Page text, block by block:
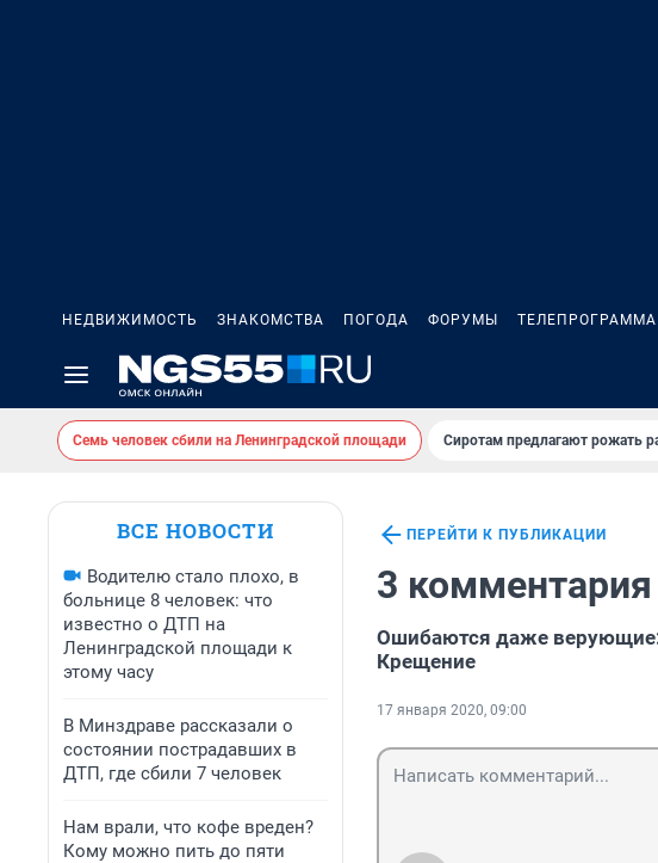
НЕДВИЖИМОСТЬ ЗНАКОМСТВА ПОГОДА ФОРУМЫ ТЕЛЕПРОГРАММА
Семь человек сбили на Ленинградской площади Сиротам предлагают рожать
ВСЕ НОВОСТИ
Водителю стало плохо, в
больнице 8 человек: что
известно о ДТП на
Ленинградской площади к
этому часу
В Минздраве рассказали о
состоянии пострадавших в
ДТП, где сбили 7 человек
Нам врали, что кофе вреден?
Кому можно пить до пяти
ПЕРЕЙТИ К ПУБЛИКАЦИИ
3
Ошибаются даже
Крещение
17 января 2020, 09:00